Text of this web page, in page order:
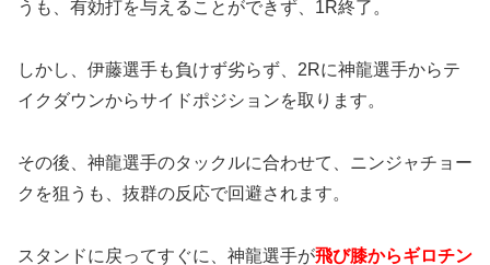
うも、有効打を与えることができず、1R終了。
しかし、伊藤選手も負けず劣らず、2Rに神龍選手からテ
イクダウンからサイドポジションを取ります。
その後、神龍選手のタックルに合わせて、ニンジャチョー
クを狙うも、抜群の反応で回避されます。
スタンドに戻ってすぐに、神龍選手が飛び膝からギロチン